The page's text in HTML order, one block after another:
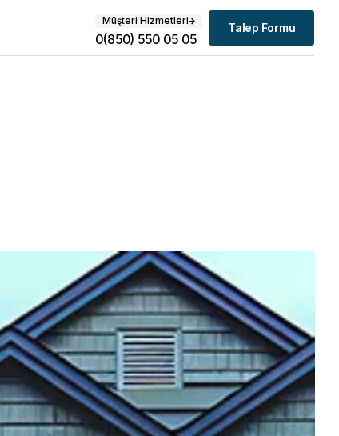
Müşteri Hizmetleri
0(850) 550 05 05
Talep Formu